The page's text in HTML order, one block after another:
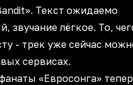
Текст ожидаемо
звучание лёгкое. То,
- трек уже сейчас
сервисах.
«Евросонга»